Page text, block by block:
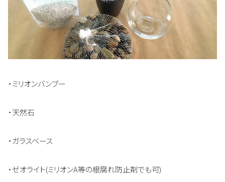
・ミリオンバンブー
・天然石
・ガラスベース
・ゼオライト(ミリオンA等の根腐れ防止剤でも可)